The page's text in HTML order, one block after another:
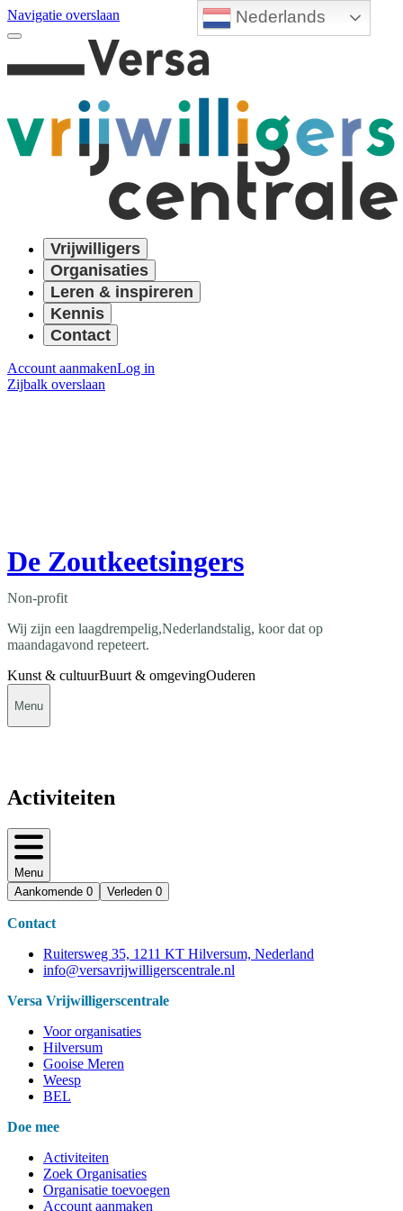
Nederlands
Navigatie overslaan
Vrijwilligers
Organisaties
Leren & inspireren
Kennis
Contact
Account aanmakenLog in
Zijbalk overslaan
De Zoutkeetsingers
Non-profit
Wij zijn een laagdrempelig,Nederlandstalig, koor dat op
maandagavond repeteert.
Kunst & cultuurBuurt & omgevingOuderen
Menu
Activiteiten
Menu
Aankomende 0 Verleden 0
Contact
Ruitersweg 35, 1211 KT Hilversum, Nederland
info@versavrijwilligerscentrale.nl
Versa Vrijwilligerscentrale
Voor organisaties
Hilversum
Gooise Meren
Weesp
BEL
Doe mee
Activiteiten
Zoek Organisaties
Organisatie toevoegen
Account aanmaken